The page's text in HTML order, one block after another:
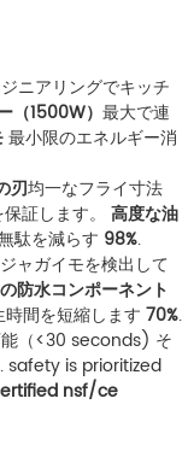
ニアリングでキッチ
（1500W） 最大で連
最小限のエネルギー消
刃均一なフライ寸法
証します。 高度な油
駄を減らす 98%.
ャガイモを検出して
防水コンポーネント
時間を短縮します 70%.
（<30 seconds) そ
safety is prioritized
nsf/ce